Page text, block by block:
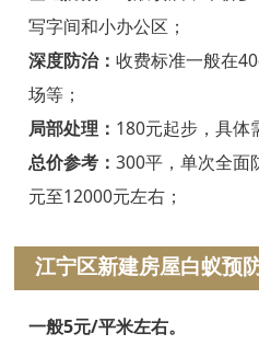
绍兴白蚁防治
诸暨白蚁防治
嵊州白蚁防治
新昌白蚁防治
金华白蚁防治
义乌白蚁防治
写字间和小办公区；
深度防治： 收费标准一般在
场等；
局部处理： 180元起步，具体
总价参考： 300平，单次全面
元至12000元左右；
江宁区新建房屋白蚁预
一般5元/平米左右。